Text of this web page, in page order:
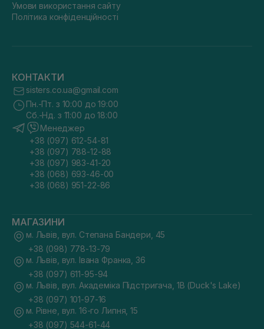
Умови використання сайту
Політика конфіденційності
КОНТАКТИ
sisters.co.ua@gmail.com
Пн.-Пт. з 10:00 до 19:00
Сб.-Нд. з 11:00 до 18:00
Менеджер
+38 (097) 612-54-81
+38 (097) 788-12-88
+38 (097) 983-41-20
+38 (068) 693-46-00
+38 (068) 951-22-86
МАГАЗИНИ
м. Львів, вул. Степана Бандери, 45
+38 (098) 778-13-79
м. Львів, вул. Івана Франка, 36
+38 (097) 611-95-94
м. Львів, вул. Академіка Підстригача, 1В (Duck's Lake)
+38 (097) 101-97-16
м. Рівне, вул. 16-го Липня, 15
+38 (097) 544-61-44